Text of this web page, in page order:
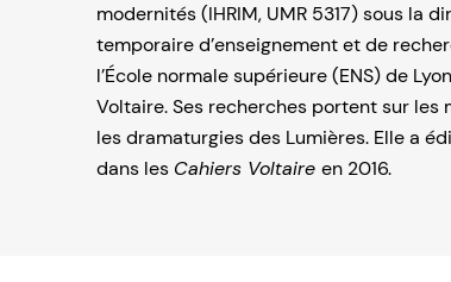
modernités (IHRIM, UMR 5317) sous la
temporaire d’enseignement et de
l’École normale supérieure (ENS) de
Voltaire. Ses recherches portent sur
les dramaturgies des Lumières. Elle a
dans les Cahiers Voltaire en 2016.